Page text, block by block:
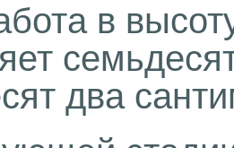
в
два